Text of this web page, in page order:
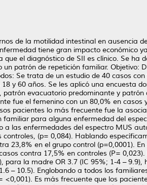
de la motilidad intestinal en ausencia
tiene gran impacto económico
el diagnóstico de SII es clínico. Se ha
patrón de repetición familiar. Objetivo:
Se trata de un estudio de 40 casos con
y 60 años. Se les aplicó una encuesta
evacuatorio predominante y patrón
fue el femenino con un 80,0% en casos
pacientes lo más frecuente fue la
familiar para alguna enfermedad del
a las enfermedades del espectro MUS
(p= 0,084). Hablando
23,8% en el grupo control (p=0,0001). En
contra 17,5% en controles (P= 0,023).
la madre OR 3.7 (IC 95%; 1-4 – 9.9),
– 10.5). Englobando a todos los
Es más frecuente que los